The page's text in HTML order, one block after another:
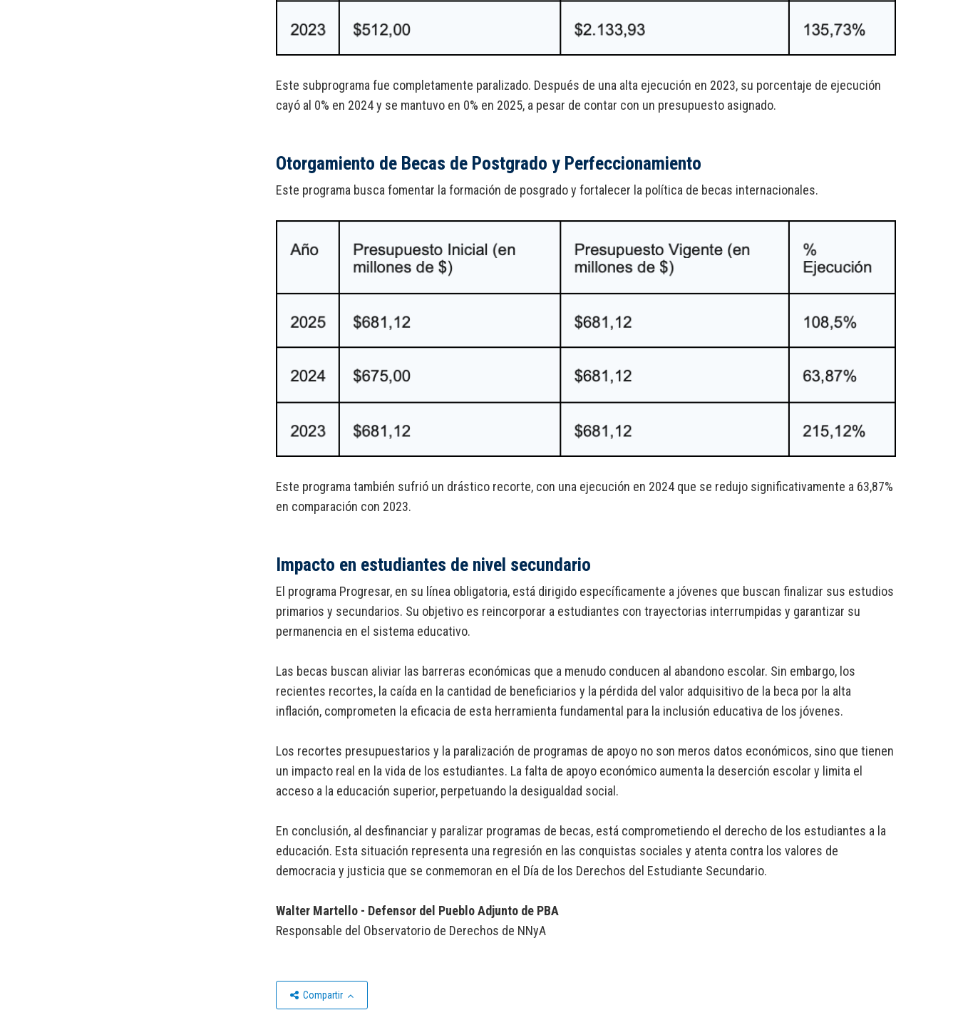
Este subprograma fue completamente paralizado. Después de una alta ejecución en 2023, su porcentaje de ejecución
cayó al 0% en 2024 y se mantuvo en 0% en 2025, a pesar de contar con un presupuesto asignado.
Otorgamiento de Becas de Postgrado y Perfeccionamiento
Este programa busca fomentar la formación de posgrado y fortalecer la política de becas internacionales.
Este programa también sufrió un drástico recorte, con una ejecución en 2024 que se redujo significativamente a 63,87%
en comparación con 2023.
Impacto en estudiantes de nivel secundario
El programa Progresar, en su línea obligatoria, está dirigido específicamente a jóvenes que buscan finalizar sus estudios
primarios y secundarios. Su objetivo es reincorporar a estudiantes con trayectorias interrumpidas y garantizar su
permanencia en el sistema educativo.
Las becas buscan aliviar las barreras económicas que a menudo conducen al abandono escolar. Sin embargo, los
recientes recortes, la caída en la cantidad de beneficiarios y la pérdida del valor adquisitivo de la beca por la alta
inflación, comprometen la eficacia de esta herramienta fundamental para la inclusión educativa de los jóvenes.
Los recortes presupuestarios y la paralización de programas de apoyo no son meros datos económicos, sino que tienen
un impacto real en la vida de los estudiantes. La falta de apoyo económico aumenta la deserción escolar y limita el
acceso a la educación superior, perpetuando la desigualdad social.
En conclusión, al desfinanciar y paralizar programas de becas, está comprometiendo el derecho de los estudiantes a la
educación. Esta situación representa una regresión en las conquistas sociales y atenta contra los valores de
democracia y justicia que se conmemoran en el Día de los Derechos del Estudiante Secundario.
Walter Martello - Defensor del Pueblo Adjunto de PBA
Responsable del Observatorio de Derechos de NNyA
Compartir